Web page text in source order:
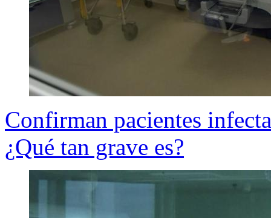
Confirman pacientes
¿Qué tan grave es?